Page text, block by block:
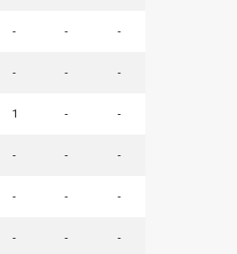
- - -
- - -
1 - -
- - -
- - -
- - -